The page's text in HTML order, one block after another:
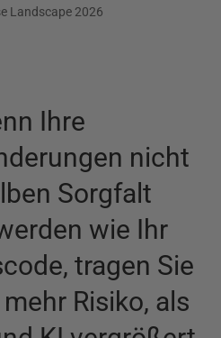
Landscape 2026
Ihre
nicht
Sorgfalt
wie Ihr
tragen Sie
Risiko, als